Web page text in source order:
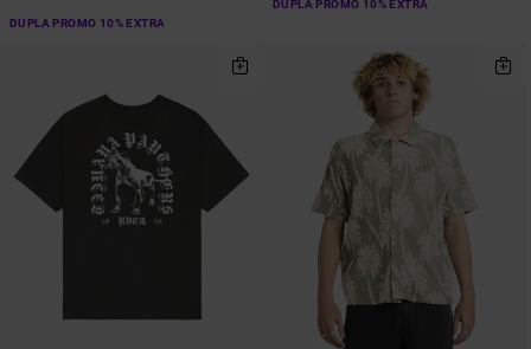
DUPLA PROMO 10% EXTRA
DUPLA PROMO 10% EXTRA